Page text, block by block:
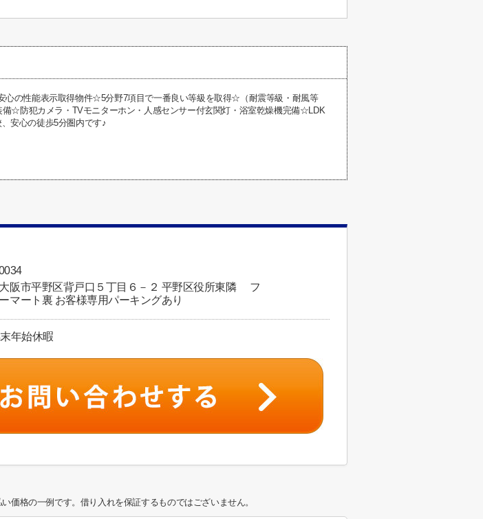
心の性能表示取得物件☆5分野7項目で一番良い等級を取得☆（耐震等級・耐風等
☆防犯カメラ・TVモニターホン・人感センサー付玄関灯・浴室乾燥機完備☆LDK
安心の徒歩5分圏内です♪
阪市平野区背戸口５丁目６－２ 平野区役所東隣 フ
マート裏 お客様専用パーキングあり
年始休暇
価格の一例です。借り入れを保証するものではございません。